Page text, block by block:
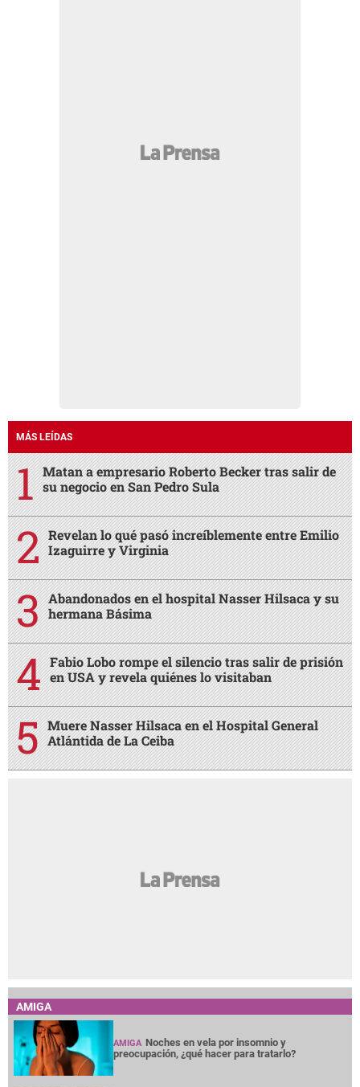
MÁS LEÍDAS
Matan a empresario Roberto Becker tras salir de
su negocio en San Pedro Sula
Revelan lo qué pasó increíblemente entre Emilio
Izaguirre y Virginia
Abandonados en el hospital Nasser Hilsaca y su
hermana Básima
Fabio Lobo rompe el silencio tras salir de prisión
en USA y revela quiénes lo visitaban
Muere Nasser Hilsaca en el Hospital General
Atlántida de La Ceiba
AMIGA
AMIGA Noches en vela por insomnio y
preocupación, ¿qué hacer para tratarlo?